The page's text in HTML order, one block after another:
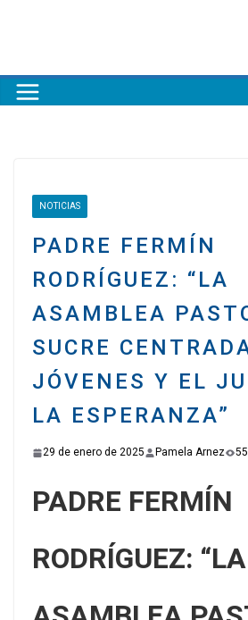
NOTICIAS
PADRE FERMÍN
RODRÍGUEZ: “LA
ASAMBLEA
SUCRE
JÓVENES Y EL
LA ESPERANZA”
29 de enero de 2025 Pamela Arnez
PADRE FERMÍN
RODRÍGUEZ: “LA